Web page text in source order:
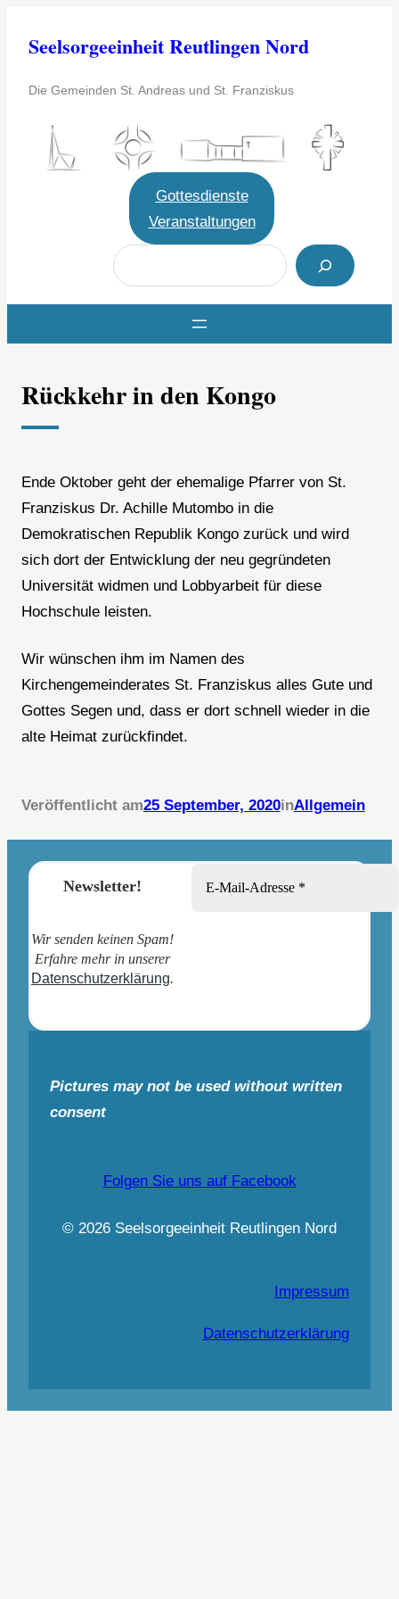
InhaltSeelsorgeeinheit Reutlingen Nord
Die Gemeinden St. Andreas und St. Franziskus
Gottesdienste
Veranstaltungen
S
u
c
Rückkehr in den Kongo
Ende Oktober geht der ehemalige Pfarrer von St.
Franziskus Dr. Achille Mutombo in die
Demokratischen Republik Kongo zurück und wird
sich dort der Entwicklung der neu gegründeten
Universität widmen und Lobbyarbeit für diese
Hochschule leisten.
Wir wünschen ihm im Namen des
Kirchengemeinderates St. Franziskus alles Gute und
Gottes Segen und, dass er dort schnell wieder in die
alte Heimat zurückfindet.
Veröffentlicht am25 September, 2020inAllgemein
Newsletter!
Wir senden keinen Spam!
Erfahre mehr in unserer
Datenschutzerklärung.
Pictures may not be used without written
consent
Folgen Sie uns auf Facebook
© 2026 Seelsorgeeinheit Reutlingen Nord
Impressum
Datenschutzerklärung